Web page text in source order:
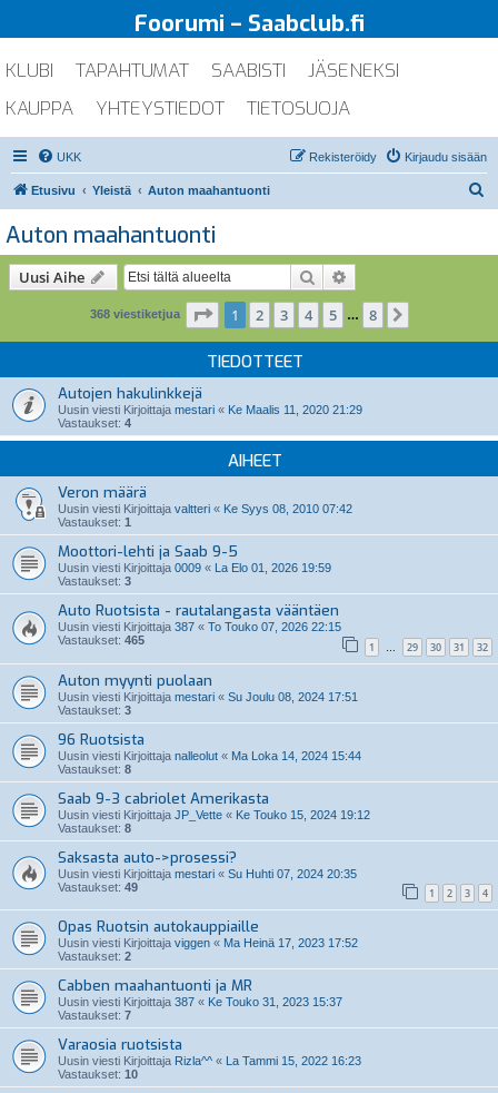
Foorumi – Saabclub.fi
KLUBI TAPAHTUMAT SAABISTI
JÄSENEKSI
KAUPPA
YHTEYSTIEDOT TIETOSUOJA
UKK Kirjaudu sisään
Rekisteröidy
Etusivu Yleistä Auton maahantuonti
Auton maahantuonti
Uusi Aihe Etsi
368 viestiketjua Sivu /8
1 2 3 4 5 … 8
TIEDOTTEET
Autojen hakulinkkejä
Uusin viesti Kirjoittaja mestari « Ke Maalis 11, 2020 21:29
Vastaukset: 4
AIHEET
Veron määrä
Uusin viesti Kirjoittaja valtteri « Ke Syys 08, 2010 07:42
Vastaukset: 1
Moottori-lehti ja Saab 9-5
Uusin viesti Kirjoittaja 0009 « La Elo 01, 2026 19:59
Vastaukset: 3
Auto Ruotsista - rautalangasta vääntäen
Uusin viesti Kirjoittaja 387 « To Touko 07, 2026 22:15
Vastaukset: 465 1 … 29 30 31 32
Auton myynti puolaan
Uusin viesti Kirjoittaja mestari « Su Joulu 08, 2024 17:51
Vastaukset: 3
96 Ruotsista
Uusin viesti Kirjoittaja nalleolut « Ma Loka 14, 2024 15:44
Vastaukset: 8
Saab 9-3 cabriolet Amerikasta
Uusin viesti Kirjoittaja JP_Vette « Ke Touko 15, 2024 19:12
Vastaukset: 8
Saksasta auto->prosessi?
Uusin viesti Kirjoittaja mestari « Su Huhti 07, 2024 20:35
Vastaukset: 49 1 2 3 4
Opas Ruotsin autokauppiaille
Uusin viesti Kirjoittaja viggen « Ma Heinä 17, 2023 17:52
Vastaukset: 2
Cabben maahantuonti ja MR
Uusin viesti Kirjoittaja 387 « Ke Touko 31, 2023 15:37
Vastaukset: 7
Varaosia ruotsista
Uusin viesti Kirjoittaja Rizla^^ «
La Tammi 15, 2022 16:23
Vastaukset: 10